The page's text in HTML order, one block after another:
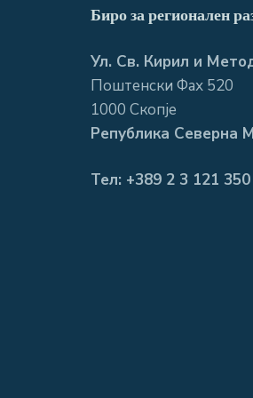
Биро за регионален
Ул. Св. Кирил и
Поштенски Фах 520
1000 Скопје
Република Северна
Тел: +389 2 3 121 350